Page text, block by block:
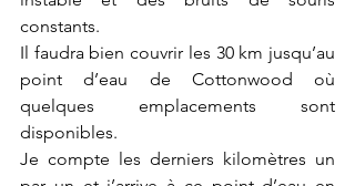
constants.
Il faudra bien couvrir les 30 km jusqu’au
point d’eau de Cottonwood où
quelques emplacements sont
disponibles.
Je compte les derniers kilomètres un